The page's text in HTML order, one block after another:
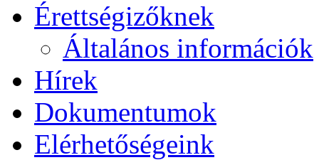
Érettségizőknek
Általános információk
Hírek
Dokumentumok
Elérhetőségeink